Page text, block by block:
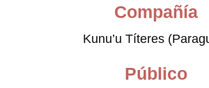
Compañía
Kunu’u Títeres
Público